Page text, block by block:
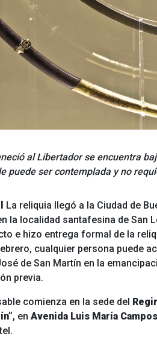
al Libertador se encuentra
puede ser contemplada y no
La reliquia llegó a la Ciudad de
la localidad santafesina de San
e hizo entrega formal de la
cualquier persona puede
de San Martín en la
previa.
comienza en la sede del
, en Avenida Luis María